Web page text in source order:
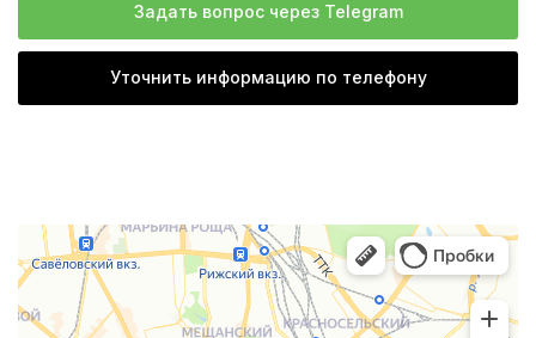
Задать вопрос через Telegram
Уточнить информацию по телефону